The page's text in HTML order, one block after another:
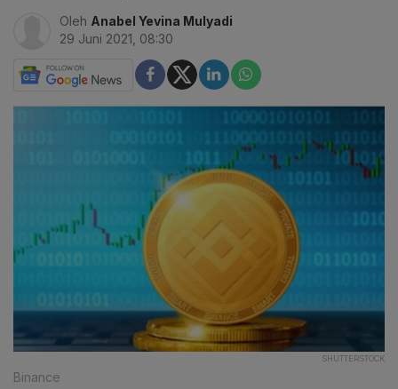
Oleh Anabel Yevina Mulyadi
29 Juni 2021, 08:30
SHUTTERSTOCK
Binance